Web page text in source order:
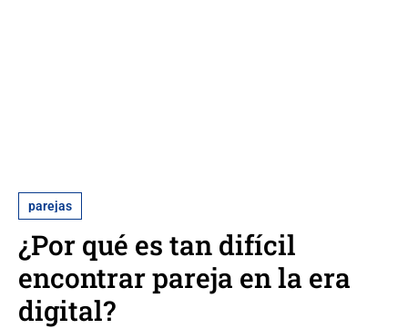
parejas
¿Por qué es tan difícil
encontrar pareja en la era
digital?